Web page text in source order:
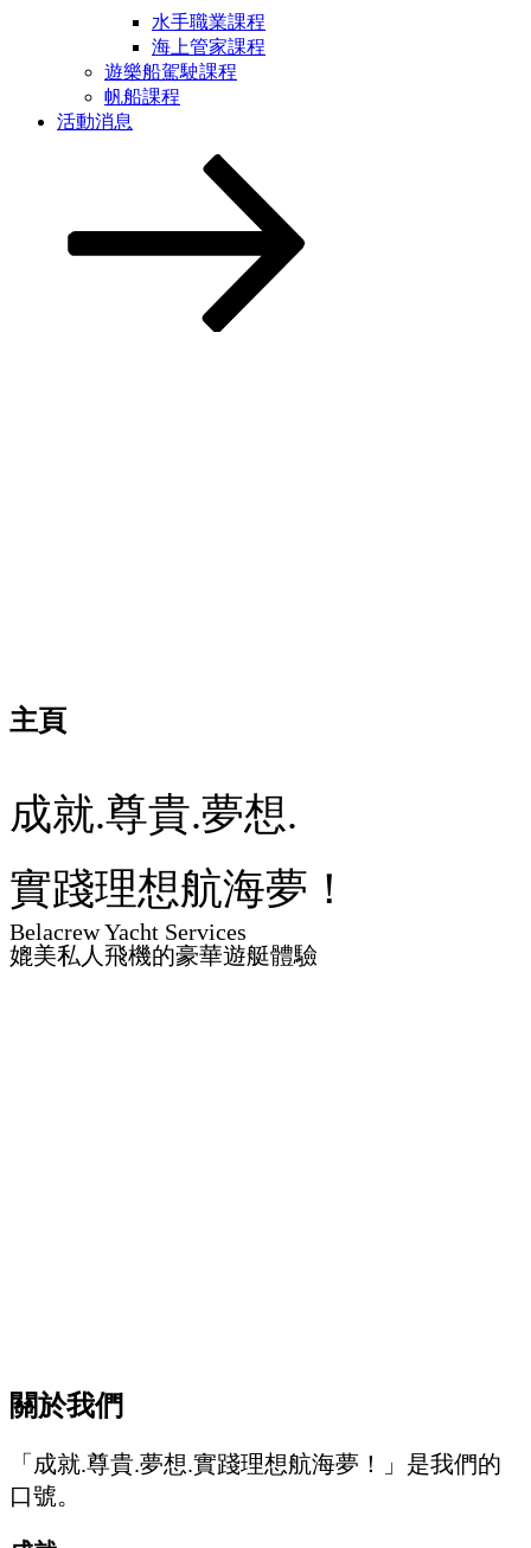
水手職業課程
海上管家課程
遊樂船駕駛課程
帆船課程
活動消息
主頁
成就.尊貴.夢想.
實踐理想航海夢！
Belacrew Yacht Services
媲美私人飛機的豪華遊艇體驗
關於我們
「成就.尊貴.夢想.實踐理想航海夢！」是我們的
口號。